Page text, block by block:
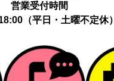
営業受付時間
（平日・土曜不定休）